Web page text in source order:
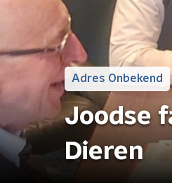
Adres Onbekend
Joodse
Dieren